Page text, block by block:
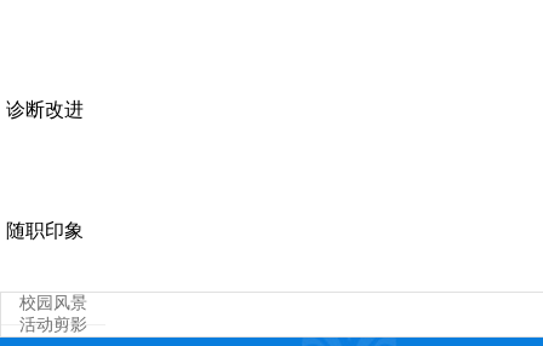
诊断改进
随职印象
校园风景
活动剪影